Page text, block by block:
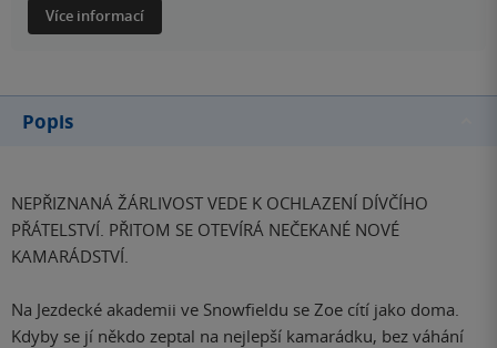
Více informací
Popis
NEPŘIZNANÁ ŽÁRLIVOST VEDE K OCHLAZENÍ DÍVČÍHO
PŘÁTELSTVÍ. PŘITOM SE OTEVÍRÁ NEČEKANÉ NOVÉ
KAMARÁDSTVÍ.
Na Jezdecké akademii ve Snowfieldu se Zoe cítí jako doma.
Kdyby se jí někdo zeptal na nejlepší kamarádku, bez váhání